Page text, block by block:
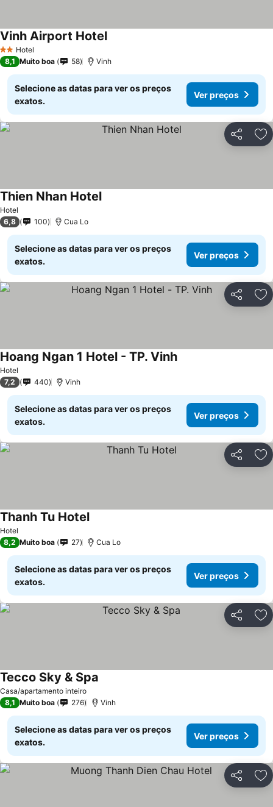
2 Estrelas
Hotel
Vinh Airport HotelVer preços
8,1 Muito boa 58 Vinh
Selecione as datas para ver os preços
exatos.
Ver preços
Partilhar
Hotel
Thien Nhan HotelVer preços
6,8 100 Cua Lo
Selecione as datas para ver os preços
exatos.
Ver preços
Partilhar
Hotel
Hoang Ngan 1 Hotel - TP. VinhVer preços
7,2 440 Vinh
Selecione as datas para ver os preços
exatos.
Ver preços
Partilhar
Hotel
Thanh Tu HotelVer preços
8,2 Muito boa 27 Cua Lo
Selecione as datas para ver os preços
exatos.
Ver preços
Partilhar
Casa/apartamento inteiro
Tecco Sky & Spa
8,1 Muito boa 276 Vinh
Selecione as datas para ver os preços
exatos.
Ver preços
Partilhar